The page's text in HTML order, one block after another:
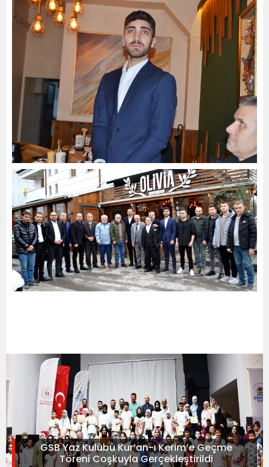
GSB Yaz Kulübü Kur’an-ı Kerim’e Geçme
Töreni Coşkuyla Gerçekleştirildi